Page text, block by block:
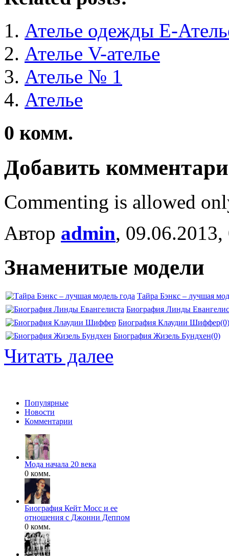
Ателье одежды Е-
Ателье V-ателье
Ателье № 1
Ателье
0 комм.
Добавить
Commenting is allowed
Автор admin,
Знаменитые модели
Тайра Бэнкс – лучшая
Биография Линды
Биография Клаудии Шиффер(0)
Биография Жизель Бундхен(0)
Читать далее
Популярные
Новости
Комментарии
Мода начала 20 века
0 комм.
Биография Кейт Мосс и ее
отношения с Джонни Деппом
0 комм.